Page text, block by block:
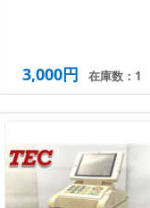
3,000円 在庫数：1